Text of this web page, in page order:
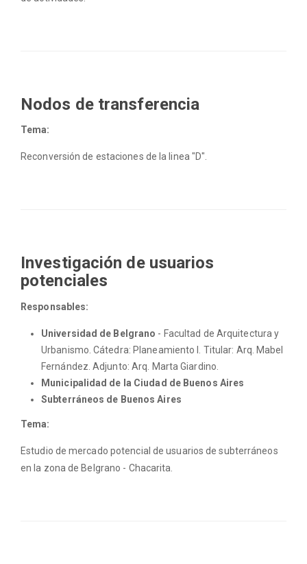
Nodos de transferencia
Tema:
Reconversión de estaciones de la linea "D".
Investigación de usuarios
potenciales
Responsables:
Universidad de Belgrano - Facultad de Arquitectura y
Urbanismo. Cátedra: Planeamiento I. Titular: Arq. Mabel
Fernández. Adjunto: Arq. Marta Giardino.
Municipalidad de la Ciudad de Buenos Aires
Subterráneos de Buenos Aires
Tema:
Estudio de mercado potencial de usuarios de subterráneos
en la zona de Belgrano - Chacarita.